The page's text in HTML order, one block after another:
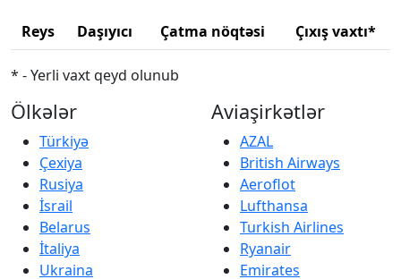
Reys Daşıyıcı Çatma nöqtəsi Çıxış vaxtı*
* - Yerli vaxt qeyd olunub
Ölkələr
Türkiyə
Çexiya
Rusiya
İsrail
Belarus
İtaliya
Ukraina
Aviaşirkətlər
AZAL
British Airways
Aeroflot
Lufthansa
Turkish Airlines
Ryanair
Emirates